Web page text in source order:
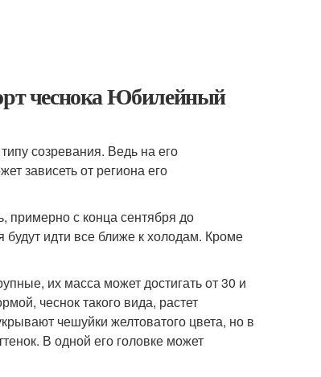
чеснока Юбилейный
созревания. Ведь на его
зависеть от региона его
примерно с конца сентября до
будут идти все ближе к холодам. Кроме
их масса может достигать от 30 и
чеснок такого вида, растет
чешуйки желтоватого цвета, но в
В одной его головке может